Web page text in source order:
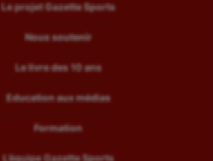
Le projet Gazette Sports
Nous soutenir
Le livre des 10 ans
Education aux médias
Formation
L’équipe Gazette Sports